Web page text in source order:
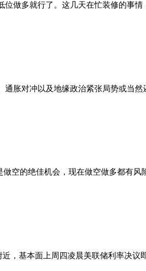
做多就行了。这几天在忙装修的事
胀对冲以及地缘政治紧张局势或当
空的绝佳机会，现在做空做多都有
，基本面上周四凌晨美联储利率决